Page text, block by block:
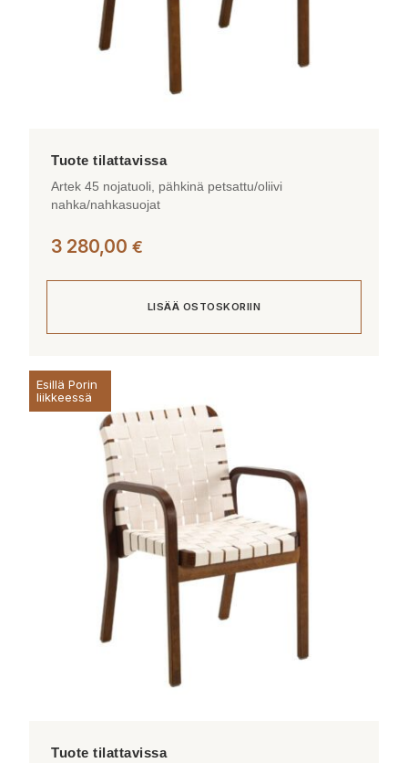
Artek 45 nojatuoli, pähkinä petsattu/oliivi
nahka/nahkasuojat
3 280,00 €
LISÄÄ OSTOSKORIIN
Esillä Porin
liikkeessä